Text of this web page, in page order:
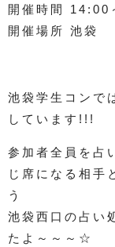
開催時間 14:00
開催場所 池袋
池袋学生コンで
しています!!!
参加者全員を占
じ席になる相手
う
池袋西口の占い
たよ～～～☆